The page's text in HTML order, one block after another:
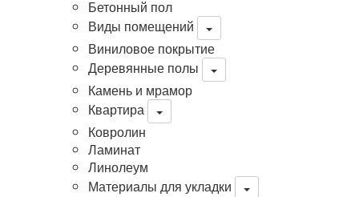
Бетонный пол
Виды помещений
Виниловое покрытие
Деревянные полы
Камень и мрамор
Квартира
Ковролин
Ламинат
Линолеум
Материалы для укладки